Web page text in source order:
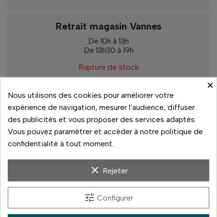
Retrait magasin Vannes
De 10h à 13h
De 13h30 à 19h
Rupture de stock
Paiement sécurisé
14 jours pour changer d'avis
Livraison rapide
Paiement 3x sans frais
×
Nous utilisons des cookies pour améliorer votre
expérience de navigation, mesurer l’audience, diffuser
des publicités et vous proposer des services adaptés.
Vous pouvez paramétrer et accéder à notre politique de
confidentialité à tout moment.
clear Rejeter
tune Configurer